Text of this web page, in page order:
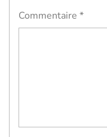
Commentaire *